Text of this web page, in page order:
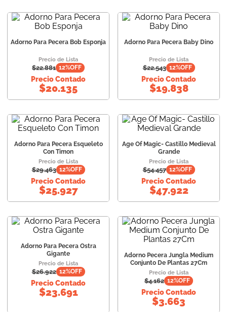
Adorno Para Pecera Bob Esponja
Precio de Lista
$22.881 12%OFF
Precio Contado
$20.135
Adorno Para Pecera Baby Dino
Precio de Lista
$22.543 12%OFF
Precio Contado
$19.838
Adorno Para Pecera Esqueleto
Con Timon
Precio de Lista
$29.463 12%OFF
Precio Contado
$25.927
Age Of Magic- Castillo Medieval
Grande
Precio de Lista
$54.457 12%OFF
Precio Contado
$47.922
Adorno Para Pecera Ostra
Gigante
Precio de Lista
$26.922 12%OFF
Precio Contado
$23.691
Adorno Pecera Jungla Medium
Conjunto De Plantas 27Cm
Precio de Lista
$4.162 12%OFF
Precio Contado
$3.663